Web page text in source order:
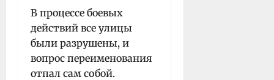
В процессе боевых
действий все улицы
были разрушены, и
вопрос переименования
отпал сам собой.